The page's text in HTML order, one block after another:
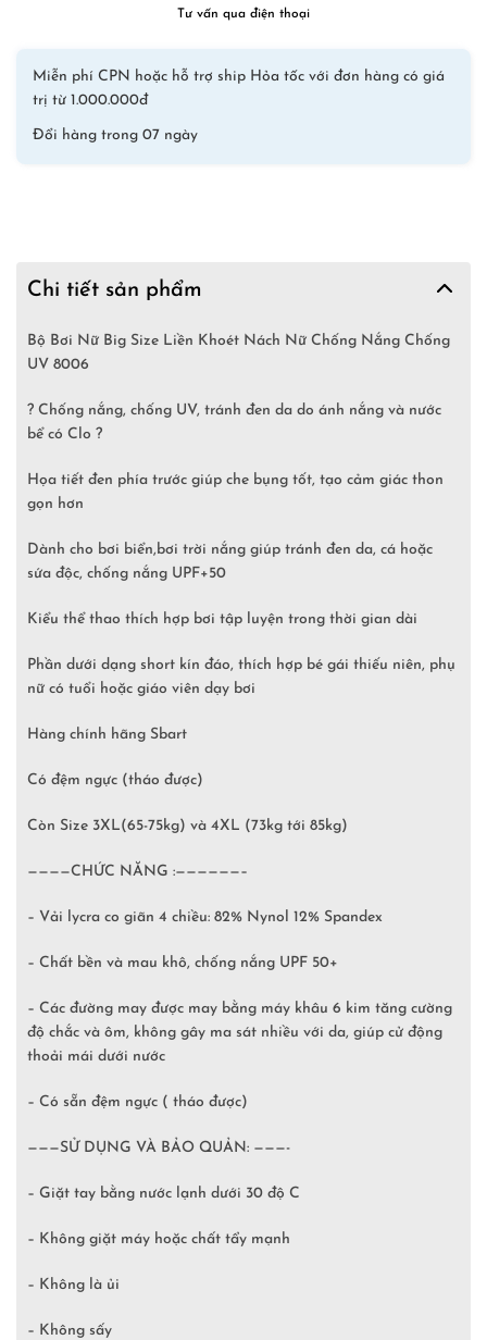
lượng
Tư vấn qua điện thoại
Miễn phí CPN hoặc hỗ trợ ship Hỏa tốc với đơn hàng có giá
trị từ 1.000.000đ
Đổi hàng trong 07 ngày
Chi tiết sản phẩm
Bộ Bơi Nữ Big Size Liền Khoét Nách Nữ Chống Nắng Chống
UV 8006
? Chống nắng, chống UV, tránh đen da do ánh nắng và nước
bể có Clo ?
Họa tiết đen phía trước giúp che bụng tốt, tạo cảm giác thon
gọn hơn
Dành cho bơi biển,bơi trời nắng giúp tránh đen da, cá hoặc
sứa độc, chống nắng UPF+50
Kiểu thể thao thích hợp bơi tập luyện trong thời gian dài
Phần dưới dạng short kín đáo, thích hợp bé gái thiếu niên, phụ
nữ có tuổi hoặc giáo viên dạy bơi
Hàng chính hãng Sbart
Có đệm ngực (tháo được)
Còn Size 3XL(65-75kg) và 4XL (73kg tới 85kg)
————CHỨC NĂNG :——————–
– Vải lycra co giãn 4 chiều: 82% Nynol 12% Spandex
– Chất bền và mau khô, chống nắng UPF 50+
– Các đường may được may bằng máy khâu 6 kim tăng cường
độ chắc và ôm, không gây ma sát nhiều với da, giúp cử động
thoải mái dưới nước
– Có sẵn đệm ngực ( tháo được)
———SỬ DỤNG VÀ BẢO QUẢN: ———-
– Giặt tay bằng nước lạnh dưới 30 độ C
– Không giặt máy hoặc chất tẩy mạnh
– Không là ủi
– Không sấy